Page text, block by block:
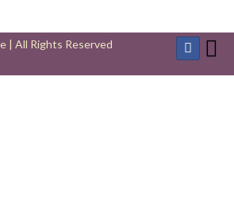
| All Rights Reserved